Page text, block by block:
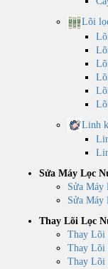
Lõi
Linh
Sửa Máy Lọc
Sửa Máy
Sửa
Thay Lõi Lọc
Thay Lõi
Thay Lõi
Thay Lõi